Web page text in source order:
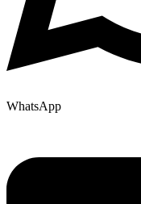
WhatsApp